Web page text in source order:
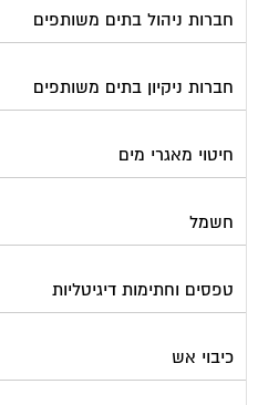
חברות ניהול בתים משותפים
חברות ניקיון בתים משותפים
חיטוי מאגרי מים
חשמל
טפסים וחתימות דיגיטליות
כיבוי אש